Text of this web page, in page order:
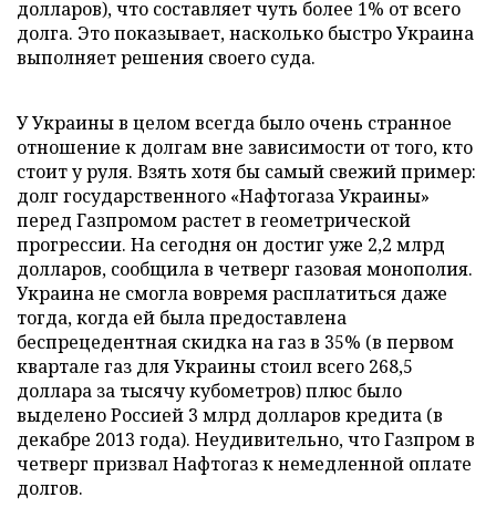
долларов), что составляет чуть более 1% от всего
долга. Это показывает, насколько быстро Украина
выполняет решения своего суда.
У Украины в целом всегда было очень странное
отношение к долгам вне зависимости от того, кто
стоит у руля. Взять хотя бы самый свежий пример:
долг государственного «Нафтогаза Украины»
перед Газпромом растет в геометрической
прогрессии. На сегодня он достиг уже 2,2 млрд
долларов, сообщила в четверг газовая монополия.
Украина не смогла вовремя расплатиться даже
тогда, когда ей была предоставлена
беспрецедентная скидка на газ в 35% (в первом
квартале газ для Украины стоил всего 268,5
доллара за тысячу кубометров) плюс было
выделено Россией 3 млрд долларов кредита (в
декабре 2013 года). Неудивительно, что Газпром в
четверг призвал Нафтогаз к немедленной оплате
долгов.